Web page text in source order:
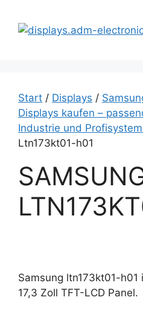
Inhalt
springen
Start / Displays /
Displays kaufen –
Industrie und
Ltn173kt01-h01
Samsung ltn173kt01-
17,3 Zoll TFT-LCD Panel.